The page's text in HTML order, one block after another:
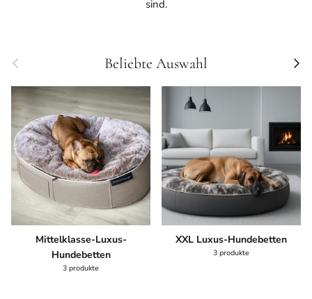
sind.
Vorherige Beliebte Auswahl
Mittelklasse-Luxus-
Hundebetten
3 produkte
XXL Luxus-Hundebetten
3 produkte